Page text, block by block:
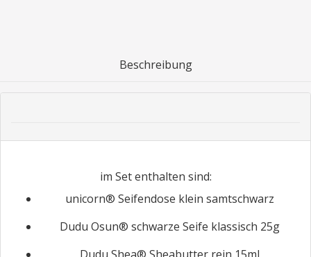
Beschreibung
im Set enthalten sind:
unicorn® Seifendose klein samtschwarz
Dudu Osun® schwarze Seife klassisch 25g
Dudu Shea® Sheabutter rein 15ml